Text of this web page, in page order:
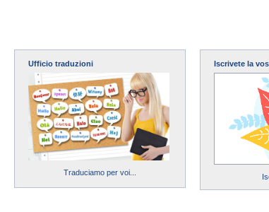
Ufficio traduzioni
Traduciamo per voi...
Iscrivete la